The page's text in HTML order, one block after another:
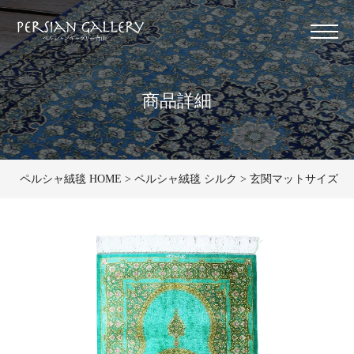
商品詳細
ペルシャ絨毯 HOME ペルシャ絨毯 シルク 玄関マットサイズ（